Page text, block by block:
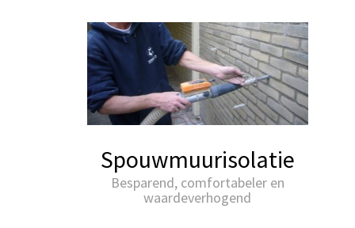
Spouwmuurisolatie
Besparend, comfortabeler en
waardeverhogend